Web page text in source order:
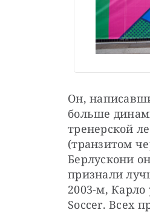
Он,
больше
тренерской
(транзитом
Берлускони
признали
2003-м,
Soccer. Всех